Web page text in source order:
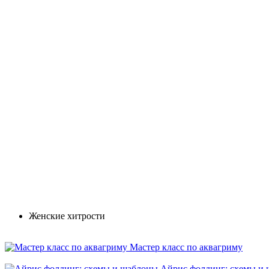
Женские хитрости
Мастер класс по аквагриму